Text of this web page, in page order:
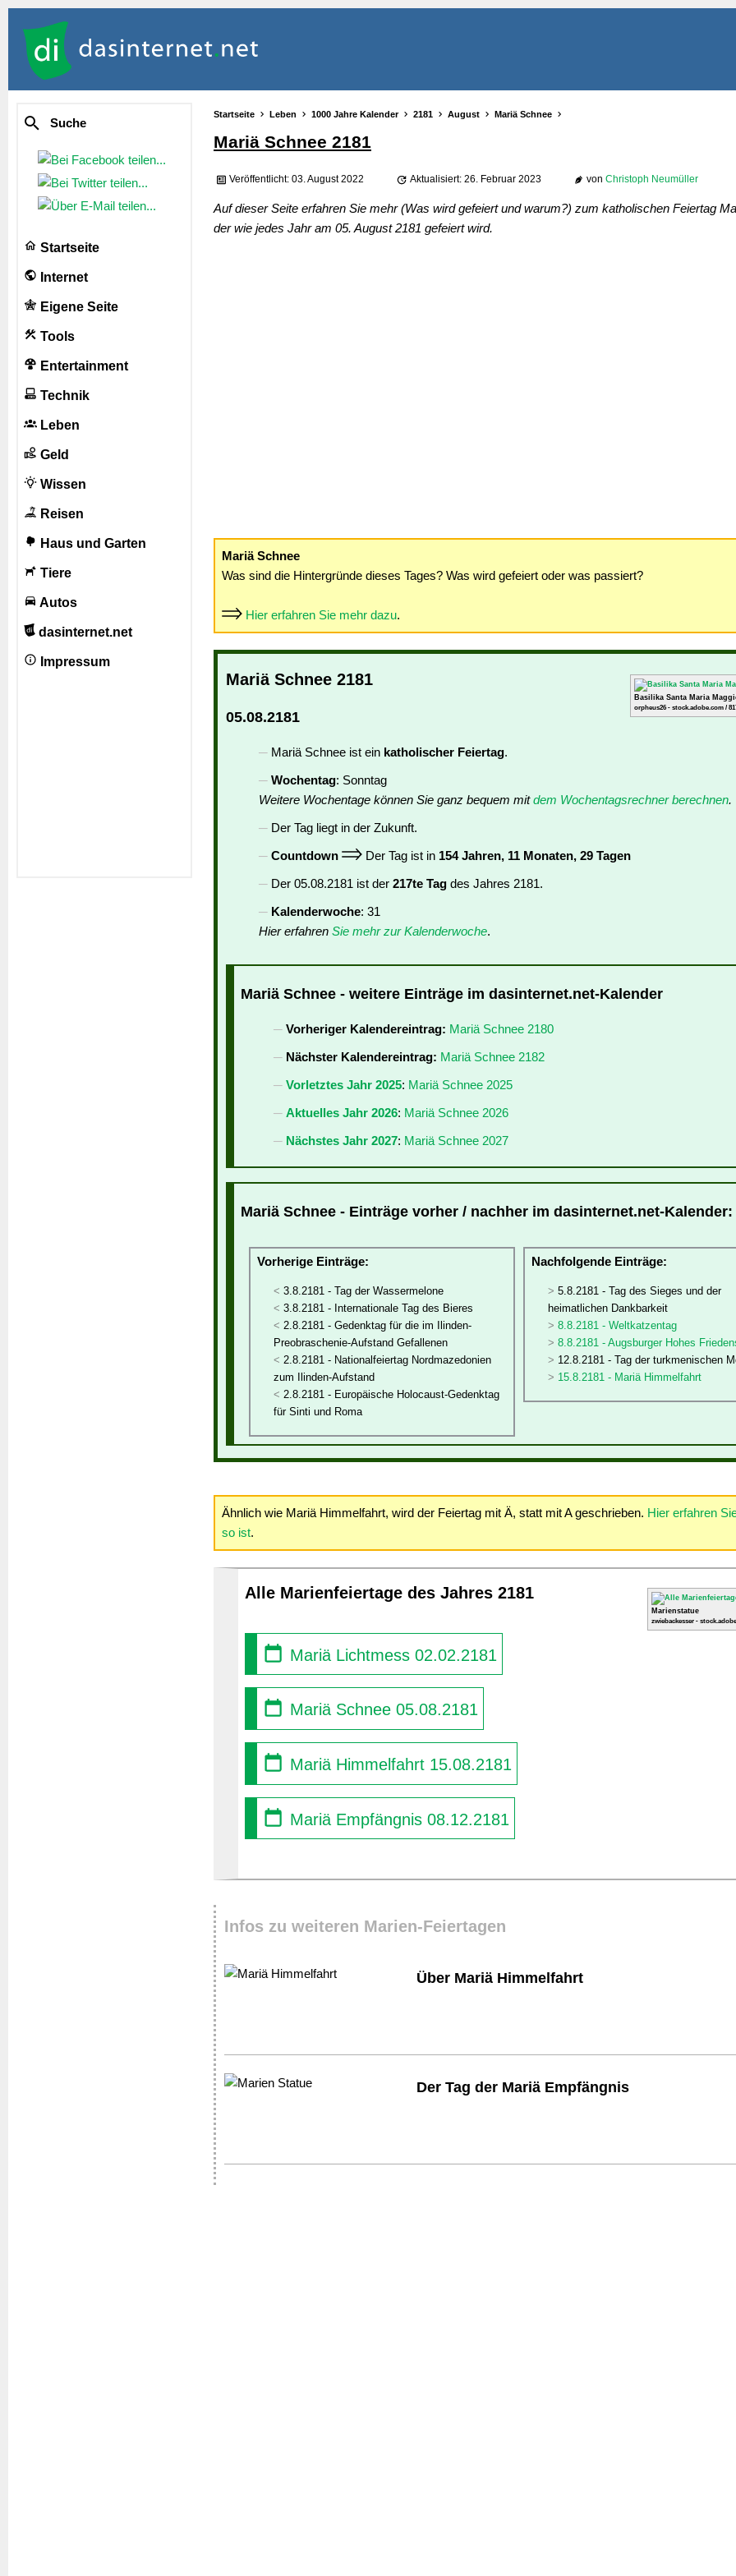
Suche
Startseite
Internet
Eigene Seite
Tools
Entertainment
Technik
Leben
Geld
Wissen
Reisen
Haus und Garten
Tiere
Autos
dasinternet.net
Impressum
Startseite Leben 1000 Jahre Kalender 2181 August Mariä Schnee
Mariä Schnee 2181
Veröffentlicht: 03. August 2022 Aktualisiert: 26. Februar 2023 von Christoph Neumüller
Auf dieser Seite erfahren Sie mehr (Was wird gefeiert und warum?) zum katholischen Feiertag
der wie jedes Jahr am 05. August 2181 gefeiert wird.
Mariä Schnee
Was sind die Hintergründe dieses Tages? Was wird gefeiert oder was passiert?
Hier erfahren Sie mehr dazu.
Basilika Santa Maria
orpheus26 - stock.adobe.com /
Mariä Schnee 2181
05.08.2181
Mariä Schnee ist ein katholischer Feiertag.
Wochentag: Sonntag
Weitere Wochentage können Sie ganz bequem mitdem Wochentagsrechner berechnen.
Der Tag liegt in der Zukunft.
Countdown
Der Tag ist in 154 Jahren, 11 Monaten, 29 Tagen
Der 05.08.2181 ist der 217te Tag des Jahres 2181.
Kalenderwoche: 31
Hier erfahren Sie mehr zur Kalenderwoche.
Mariä Schnee - weitere Einträge im dasinternet.net-Kalender
Vorheriger Kalendereintrag: Mariä Schnee 2180
Nächster Kalendereintrag: Mariä Schnee 2182
Vorletztes Jahr 2025: Mariä Schnee 2025
Aktuelles Jahr 2026: Mariä Schnee 2026
Nächstes Jahr 2027: Mariä Schnee 2027
Mariä Schnee - Einträge vorher / nachher im dasinternet.net-Kalender:
Vorherige Einträge:
3.8.2181 - Tag der Wassermelone
3.8.2181 - Internationale Tag des Bieres
2.8.2181 - Gedenktag für die im Ilinden-
Preobraschenie-Aufstand Gefallenen
2.8.2181 - Nationalfeiertag Nordmazedonien
zum Ilinden-Aufstand
2.8.2181 - Europäische Holocaust-Gedenktag
für Sinti und Roma
Nachfolgende Einträge:
5.8.2181 - Tag des Sieges und der
heimatlichen Dankbarkeit
8.8.2181 - Weltkatzentag
8.8.2181 - Augsburger Hohes
12.8.2181 - Tag der turkmenischen
15.8.2181 - Mariä Himmelfahrt
Ähnlich wie Mariä Himmelfahrt, wird der Feiertag mit Ä, statt mit A geschrieben. Hier erfahren
so ist.
Marienstatue
zwiebackesser -
Alle Marienfeiertage des Jahres 2181
Mariä Lichtmess 02.02.2181
Mariä Schnee 05.08.2181
Mariä Himmelfahrt 15.08.2181
Mariä Empfängnis 08.12.2181
Infos zu weiteren Marien-Feiertagen
Über Mariä Himmelfahrt
Der Tag der Mariä Empfängnis